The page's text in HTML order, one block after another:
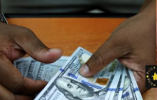
ျပန်ယန်း 33.28 – 34.29
ောင်ကိုရီးယားဝမ် 3.65 – 3.76
န္ဒိယရူပီး 56.21 – 57.90
လေးရှားရင်းဂစ် 1130 – 1180
ရုတ်ယွမ် 680 – 700
င်းဘတ် 146.00 – 150.39